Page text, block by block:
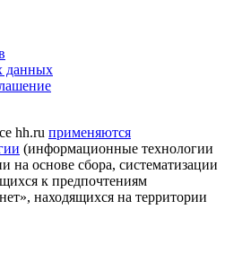
данных
hh.ru применяются
(информационные технологии
на основе сбора, систематизации
к предпочтениям
находящихся на территории